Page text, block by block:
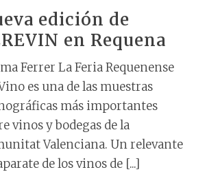
edición de
en Requena
Ferrer La Feria Requenense
es una de las muestras
más importantes
vinos y bodegas de la
Valenciana. Un relevante
de los vinos de [...]